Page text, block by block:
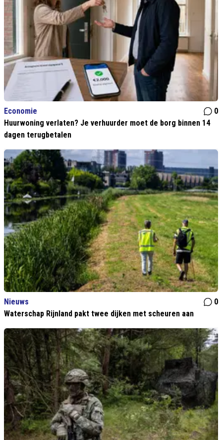
Economie
0
Huurwoning verlaten? Je verhuurder moet de borg binnen 14
dagen terugbetalen
Nieuws
0
Waterschap Rijnland pakt twee dijken met scheuren aan